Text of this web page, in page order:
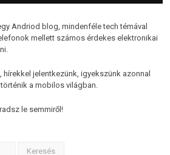
Andriod blog, mindenféle tech témával
mellett számos érdekes elektronikai
jelentkezünk, igyekszünk azonnal
a mobilos világban.
le semmiről!